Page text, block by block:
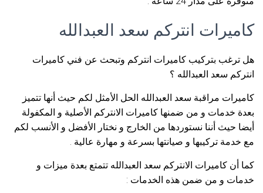
كاميرات انتركم سعد العبدالله
هل ترغب بتركيب كاميرات انتركم وتبحث عن فني كاميرات
انتركم سعد العبدالله ؟
كاميرات مراقبة سعد العبدالله الحل الأمثل لكم حيث أنها تتميز
بعدة خدمات و من ضمنها كاميرات الانتركم الأصلية و المكفولة
أيضا حيث أننا نستوردها من الخارج و نختار الأفضل و الأنسب لكم
مع خدمة تركيبها و صيانتها بسرعة و مهارة عالية .
كما أن كاميرات الانتركم سعد العبدالله تتمتع بعدة ميزات و
خدمات و من ضمن هذه الخدمات :